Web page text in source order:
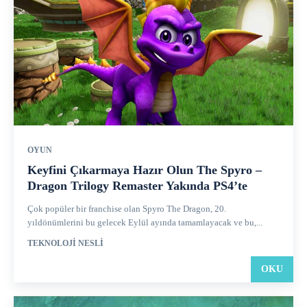
OYUN
Keyfini Çıkarmaya Hazır Olun The Spyro –
Dragon Trilogy Remaster Yakında PS4’te
Çok popüler bir franchise olan Spyro The Dragon, 20.
yıldönümlerini bu gelecek Eylül ayında tamamlayacak ve bu,...
TEKNOLOJI NESLI
OKU